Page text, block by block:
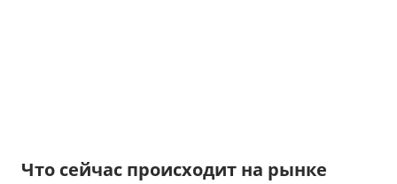
Что сейчас происходит на рынке